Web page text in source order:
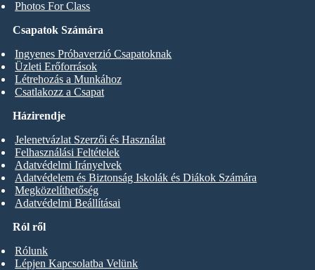
Photos For Class
Csapatok Számára
Ingyenes Próbaverzió Csapatoknak
Üzleti Erőforrások
Létrehozás a Munkához
Csatlakozz a Csapat
Ról ről
Rólunk
Lépjen Kapcsolatba Velünk
Házirendje
Jelenetvázlat Szerzői és Használat
Felhasználási Feltételek
Adatvédelmi Irányelvek
Adatvédelem és Biztonság Iskolák és Diákok Számára
Megközelíthetőség
Adatvédelmi Beállításai